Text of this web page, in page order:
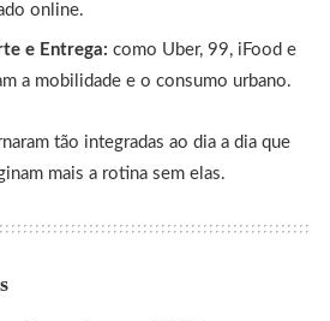
online.
e Entrega: como Uber, 99, iFood e
a mobilidade e o consumo urbano.
tão integradas ao dia a dia que
mais a rotina sem elas.